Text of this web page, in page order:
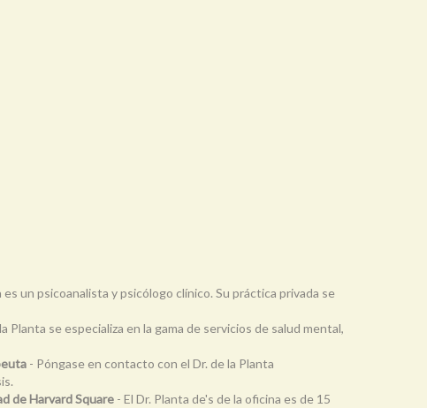
es un psicoanalista y psicólogo clínico. Su práctica privada se
Planta se especializa en la gama de servicios de salud mental,
- Póngase en contacto con el Dr. de la Planta
de Harvard Square - El Dr. Planta de's de la oficina es de 15